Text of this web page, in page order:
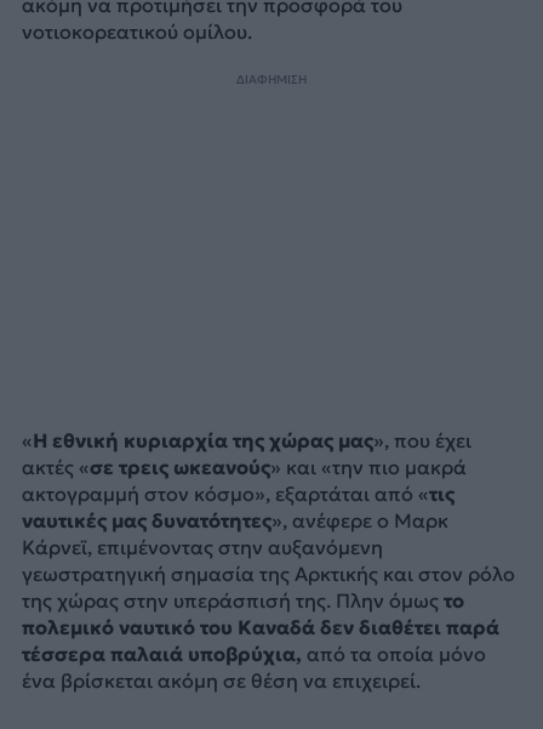
νοτιοκορεατικού ομίλου.
ΔΙΑΦΗΜΙΣΗ
«Η εθνική κυριαρχία της χώρας μας», που έχει
ακτές «σε τρεις ωκεανούς» και «την πιο μακρά
ακτογραμμή στον κόσμο», εξαρτάται από «τις
ναυτικές μας δυνατότητες», ανέφερε ο Μαρκ
Κάρνεϊ, επιμένοντας στην αυξανόμενη
γεωστρατηγική σημασία της Αρκτικής και στον ρόλο
της χώρας στην υπεράσπισή της. Πλην όμως το
πολεμικό ναυτικό του Καναδά δεν διαθέτει παρά
τέσσερα παλαιά υποβρύχια, από τα οποία μόνο
ένα βρίσκεται ακόμη σε θέση να επιχειρεί.